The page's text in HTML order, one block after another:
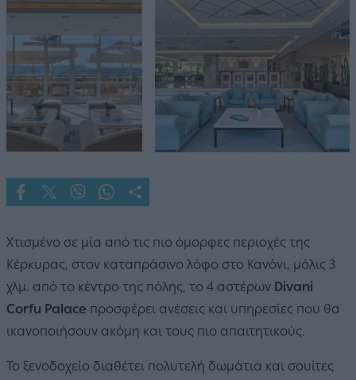
Χτισμένο σε μία από τις πιο όμορφες περιοχές της
Κέρκυρας, στον καταπράσινο λόφο στο Κανόνι, μόλις 3
χλμ. από το κέντρο της πόλης, το 4 αστέρων Divani
Corfu Palace προσφέρει ανέσεις και υπηρεσίες που θα
ικανοποιήσουν ακόμη και τους πιο απαιτητικούς.
Το ξενοδοχείο διαθέτει πολυτελή δωμάτια και σουίτες